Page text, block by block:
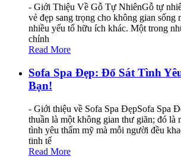
- Giới Thiệu Về Gỗ Tự NhiênGỗ tự
vẻ đẹp sang trọng cho không gian sống
nhiều yếu tố hữu ích khác. Một trong
chính
Read More
Sofa Spa Đẹp: Đổ Sát Tình
Bạn!
- Giới thiệu về Sofa Spa ĐẹpSofa Spa
thuần là một không gian thư giãn; đó là
tình yêu thẩm mỹ mà mỗi người đều
tinh tế
Read More